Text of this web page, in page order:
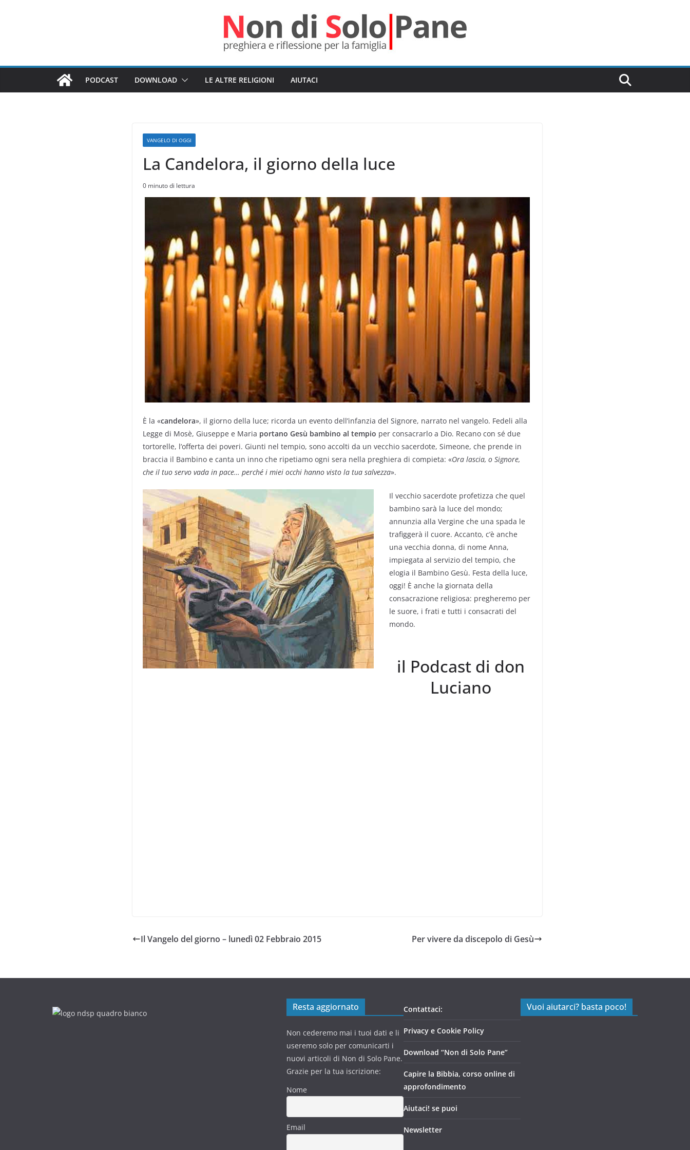
PODCAST DOWNLOAD LE ALTRE RELIGIONI AIUTACI
VANGELO DI OGGI
La Candelora, il giorno della luce
0 minuto di lettura
È la «candelora», il giorno della luce; ricorda un evento dell’infanzia del Signore, narrato nel vangelo. Fedeli alla
Legge di Mosè, Giuseppe e Maria portano Gesù bambino al tempio per consacrarlo a Dio. Recano con sé due
tortorelle, l’offerta dei poveri. Giunti nel tempio, sono accolti da un vecchio sacerdote, Simeone, che prende in
braccia il Bambino e canta un inno che ripetiamo ogni sera nella preghiera di compieta: «Ora lascia, o Signore,
che il tuo servo vada in pace… perché i miei occhi hanno visto la tua salvezza».
Il vecchio sacerdote profetizza che quel
bambino sarà la luce del mondo;
annunzia alla Vergine che una spada le
trafiggerà il cuore. Accanto, c’è anche
una vecchia donna, di nome Anna,
impiegata al servizio del tempio, che
elogia il Bambino Gesù. Festa della luce,
oggi! È anche la giornata della
consacrazione religiosa: pregheremo per
le suore, i frati e tutti i consacrati del
mondo.
il Podcast di don
Luciano
Il Vangelo del giorno – lunedì 02 Febbraio 2015 Per vivere da discepolo di Gesù
Resta aggiornato
Non cederemo mai i tuoi dati e li
useremo solo per comunicarti i
nuovi articoli di Non di Solo Pane.
Grazie per la tua iscrizione:
Nome
Email
Contattaci:
Privacy e Cookie Policy
Download “Non di Solo Pane”
Capire la Bibbia, corso online di
approfondimento
Aiutaci! se puoi
Newsletter
Vuoi aiutarci? basta poco!